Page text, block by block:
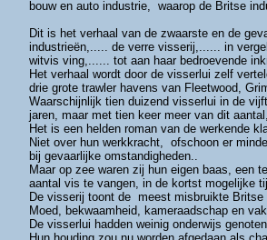
bouw en auto industrie, waarop de Britse
Dit is het verhaal van de zwaarste en de
industrieën,..... de verre visserij,...... in
witvis ving,...... tot aan haar bedroevende
Het verhaal wordt door de visserlui zelf
drie grote trawler havens van Fleetwood,
Waarschijnlijk tien duizend visserlui in de
jaren, maar met tien keer meer van dit
Het is een helden roman van de werkende
Niet over hun werkkracht, ofschoon er
bij gevaarlijke omstandigheden..
Maar op zee waren zij hun eigen baas, een
aantal vis te vangen, in de kortst mogelijke
De visserij toont de meest misbruikte
Moed, bekwaamheid, kameraadschap en
De visserlui hadden weinig onderwijs